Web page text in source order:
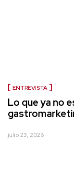
ENTREVISTA
Lo que ya no
julio 23, 2026